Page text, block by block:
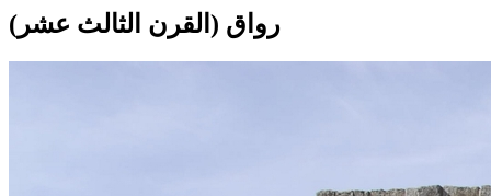
رواق (القرن الثالث عشر)